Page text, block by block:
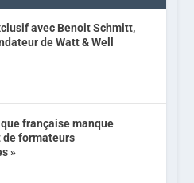
avec Benoit Schmitt,
de Watt & Well
française manque
formateurs
»